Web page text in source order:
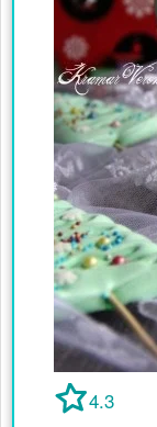
4.3